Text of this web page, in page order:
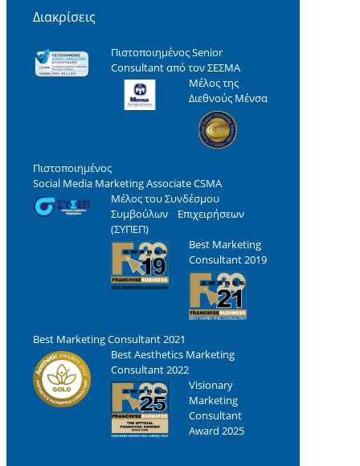
Διακρίσεις
Πιστοποιημένος Senior
Consultant από τον ΣΕΣΜΑ
Μέλος της
Διεθνούς Μένσα
Πιστοποιημένος
Social Media Marketing Associate CSMA
Μέλος του Συνδέσμου
Συμβούλων Επιχειρήσεων
(ΣΥΠΕΠ)
Best Marketing
Consultant 2019
Best Marketing Consultant 2021
Best Aesthetics Marketing
Consultant 2022
Visionary
Marketing
Consultant
Award 2025